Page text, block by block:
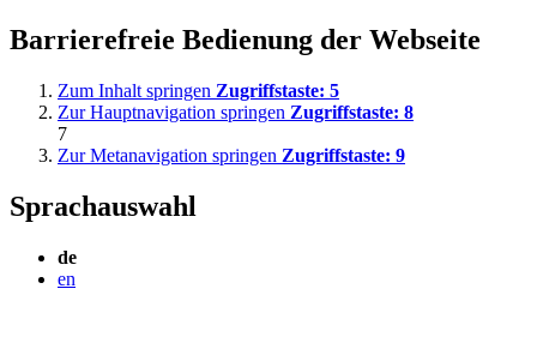
Barrierefreie Bedienung der Webseite
Zum Inhalt springen Zugriffstaste: 5
Zur Hauptnavigation springen Zugriffstaste: 8
7
Zur Metanavigation springen Zugriffstaste: 9
Sprachauswahl
de
en